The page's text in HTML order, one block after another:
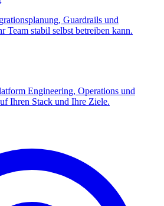
Guardrails und
Team stabil selbst betreiben kann.
Engineering, Operations und
Ihren Stack und Ihre Ziele.